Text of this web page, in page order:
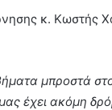
κ. Κωστής
μπροστά
έχει ακόμη